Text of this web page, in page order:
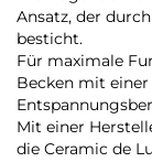
Ansatz, der
besticht.
Für maximale
Becken mit
Mit einer
die Ceramic de